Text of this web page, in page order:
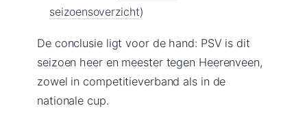
seizoensoverzicht)
De conclusie ligt voor de hand: PSV is dit
seizoen heer en meester tegen Heerenveen,
zowel in competitieverband als in de
nationale cup.